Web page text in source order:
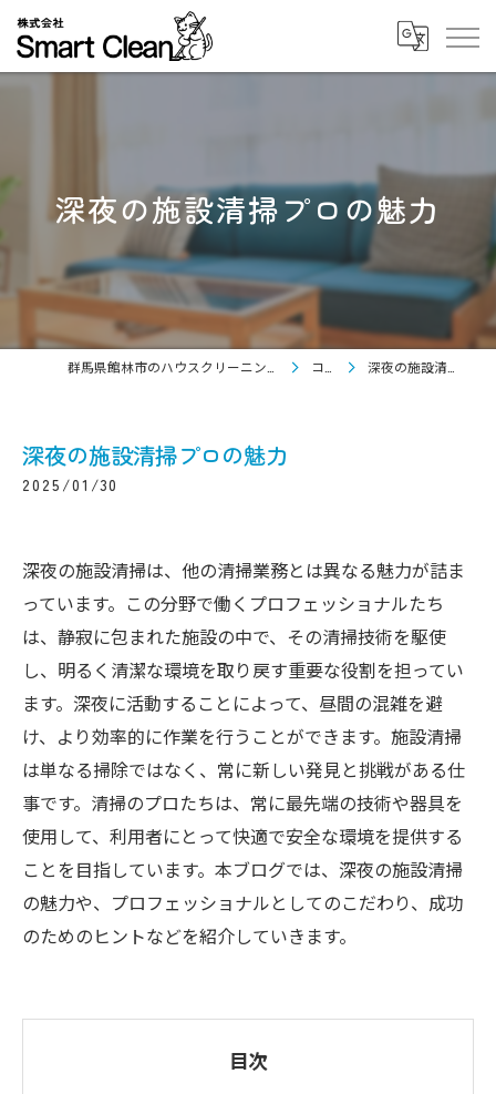
深夜の施設清掃プロの魅力
コラム 深夜の施設清掃プロの魅力
深夜の施設清掃プロの魅力
2025/01/30
深夜の施設清掃は、他の清掃業務とは異なる魅力が詰ま
っています。この分野で働くプロフェッショナルたち
は、静寂に包まれた施設の中で、その清掃技術を駆使
し、明るく清潔な環境を取り戻す重要な役割を担ってい
ます。深夜に活動することによって、昼間の混雑を避
け、より効率的に作業を行うことができます。施設清掃
は単なる掃除ではなく、常に新しい発見と挑戦がある仕
事です。清掃のプロたちは、常に最先端の技術や器具を
使用して、利用者にとって快適で安全な環境を提供する
ことを目指しています。本ブログでは、深夜の施設清掃
の魅力や、プロフェッショナルとしてのこだわり、成功
のためのヒントなどを紹介していきます。
目次